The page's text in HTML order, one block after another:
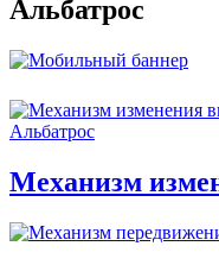
Альбатрос
Механизм